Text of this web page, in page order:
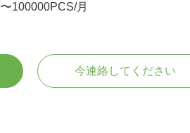
100000PCS/月
今連絡してください